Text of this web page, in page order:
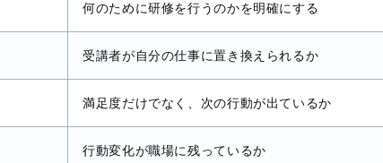
何のために研修を行うのかを明確にする
受講者が自分の仕事に置き換えられるか
満足度だけでなく、次の行動が出ているか
行動変化が職場に残っているか